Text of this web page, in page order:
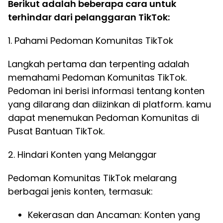
Berikut adalah beberapa cara untuk
terhindar dari pelanggaran TikTok:
1. Pahami Pedoman Komunitas TikTok
Langkah pertama dan terpenting adalah
memahami Pedoman Komunitas TikTok.
Pedoman ini berisi informasi tentang konten
yang dilarang dan diizinkan di platform. kamu
dapat menemukan Pedoman Komunitas di
Pusat Bantuan TikTok.
2. Hindari Konten yang Melanggar
Pedoman Komunitas TikTok melarang
berbagai jenis konten, termasuk:
Kekerasan dan Ancaman: Konten yang